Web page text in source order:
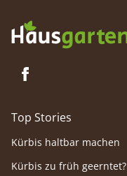
Top Stories
Kürbis haltbar machen
Kürbis zu früh geerntet?